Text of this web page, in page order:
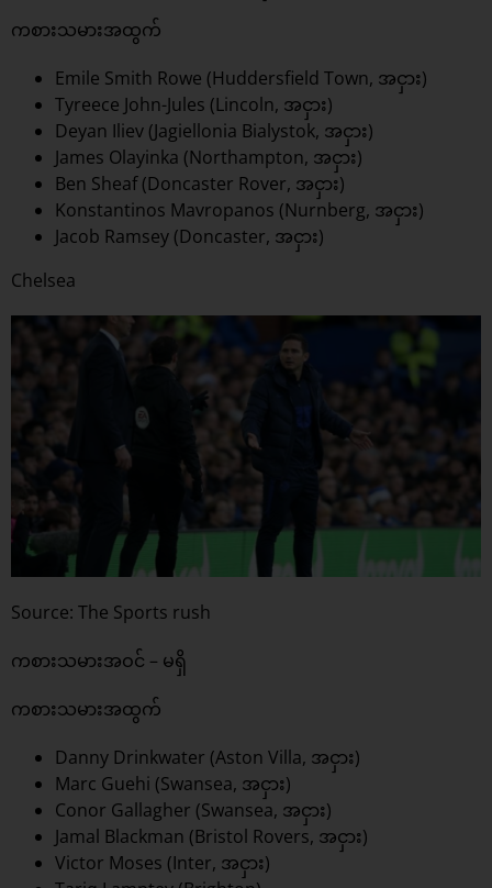
ကစားသမားအထွက်
Emile Smith Rowe (Huddersfield Town, အငှား)
Tyreece John-Jules (Lincoln, အငှား)
Deyan Iliev (Jagiellonia Bialystok, အငှား)
James Olayinka (Northampton, အငှား)
Ben Sheaf (Doncaster Rover, အငှား)
Konstantinos Mavropanos (Nurnberg, အငှား)
Jacob Ramsey (Doncaster, အငှား)
Chelsea
Source: The Sports rush
ကစားသမားအဝင် – မရှိ
ကစားသမားအထွက်
Danny Drinkwater (Aston Villa, အငှား)
Marc Guehi (Swansea, အငှား)
Conor Gallagher (Swansea, အငှား)
Jamal Blackman (Bristol Rovers, အငှား)
Victor Moses (Inter, အငှား)